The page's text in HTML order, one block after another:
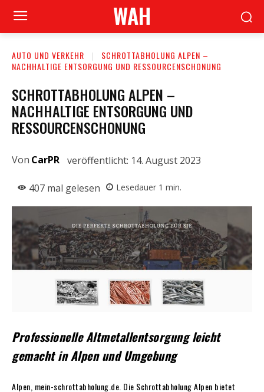
WAH
AUTO UND VERKEHR
SCHROTTABHOLUNG ALPEN –
NACHHALTIGE ENTSORGUNG UND RESSOURCENSCHONUNG
SCHROTTABHOLUNG ALPEN –
NACHHALTIGE ENTSORGUNG UND
RESSOURCENSCHONUNG
Von CarPR veröffentlicht: 14. August 2023
407 mal gelesen Lesedauer 1 min.
Professionelle Altmetallentsorgung leicht
gemacht in Alpen und Umgebung
Alpen, mein-schrottabholung.de. Die Schrottabholung Alpen bietet